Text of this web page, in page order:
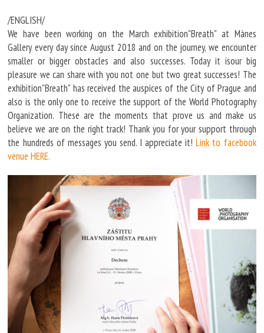
/ENGLISH/
We have been working on the March exhibition"Breath" at Mánes
Gallery every day since August 2018 and on the journey, we encounter
smaller or bigger obstacles and also successes. Today it isour big
pleasure we can share with you not one but two great successes! The
exhibition"Breath" has received the auspices of the City of Prague and
also is the only one to receive the support of the World Photography
Organization. These are the moments that prove us and make us
believe we are on the right track! Thank you for your support through
the hundreds of messages you send. I appreciate it!Link to facebook
venue HERE.